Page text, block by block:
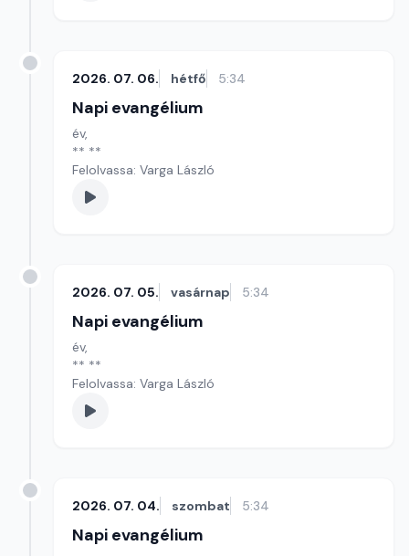
2026. 07. 06. hétfő 5:34
Napi evangélium
év,
** **
Felolvassa: Varga László
2026. 07. 05. vasárnap 5:34
Napi evangélium
év,
** **
Felolvassa: Varga László
2026. 07. 04. szombat 5:34
Napi evangélium